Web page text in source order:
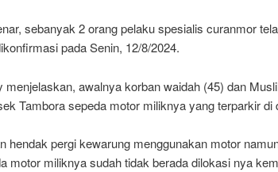
sebanyak 2 orang pelaku spesialis curanmor
pada Senin, 12/8/2024.
menjelaskan, awalnya korban waidah (45) dan
Tambora sepeda motor miliknya yang terparkir di
hendak pergi kewarung menggunakan motor
motor miliknya sudah tidak berada dilokasi nya